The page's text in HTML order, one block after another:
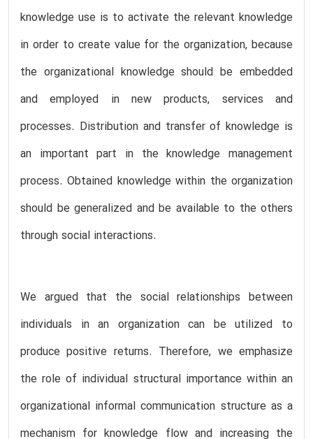
knowledge use is to activate the relevant knowledge
in order to create value for the organization, because
the organizational knowledge should be embedded
and employed in new products, services and
processes. Distribution and transfer of knowledge is
an important part in the knowledge management
process. Obtained knowledge within the organization
should be generalized and be available to the others
through social interactions.
We argued that the social relationships between
individuals in an organization can be utilized to
produce positive returns. Therefore, we emphasize
the role of individual structural importance within an
organizational informal communication structure as a
mechanism for knowledge flow and increasing the